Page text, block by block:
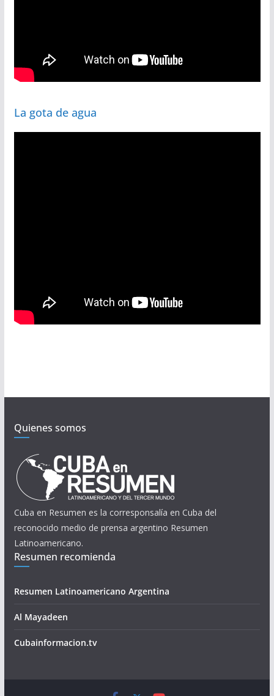
La gota de agua
Quienes somos
Cuba en Resumen es la corresponsalía en Cuba del
reconocido medio de prensa argentino Resumen
Latinoamericano.
Resumen recomienda
Resumen Latinoamericano Argentina
Al Mayadeen
Cubainformacion.tv